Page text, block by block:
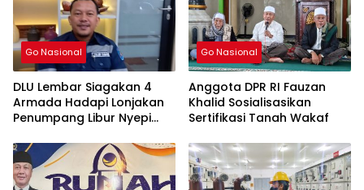
Go Nasional
DLU Lembar Siagakan 4
Armada Hadapi Lonjakan
Penumpang Libur Nyepi
Go Nasional
Anggota DPR RI Fauzan
Khalid Sosialisasikan
Sertifikasi Tanah Wakaf